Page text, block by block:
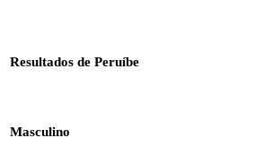
Resultados de Peruíbe
Masculino